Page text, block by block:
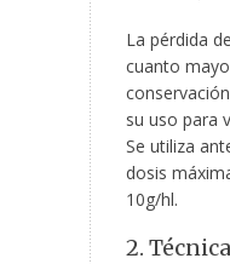
La pérdida
cuanto
su uso para
Se utiliza
dosis
10g/hl.
2.